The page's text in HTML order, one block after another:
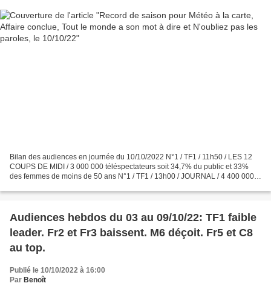
Bilan des audiences en journée du 10/10/2022 N°1 / TF1 / 11h50 / LES 12
COUPS DE MIDI / 3 000 000 téléspectateurs soit 34,7% du public et 33%
des femmes de moins de 50 ans N°1 / TF1 / 13h00 / JOURNAL / 4 400 000
Audiences hebdos du 03 au 09/10/22: TF1 faible
leader. Fr2 et Fr3 baissent. M6 déçoit. Fr5 et C8
au top.
Publié le 10/10/2022 à 16:00
Par Benoît